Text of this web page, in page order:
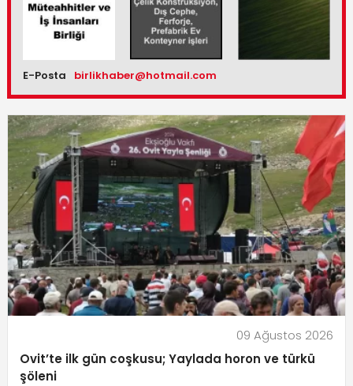
E-Posta birlikhaber@hotmail.com
09 Ağustos 2026
Ovit’te ilk gün coşkusu; Yaylada horon ve türkü
şöleni